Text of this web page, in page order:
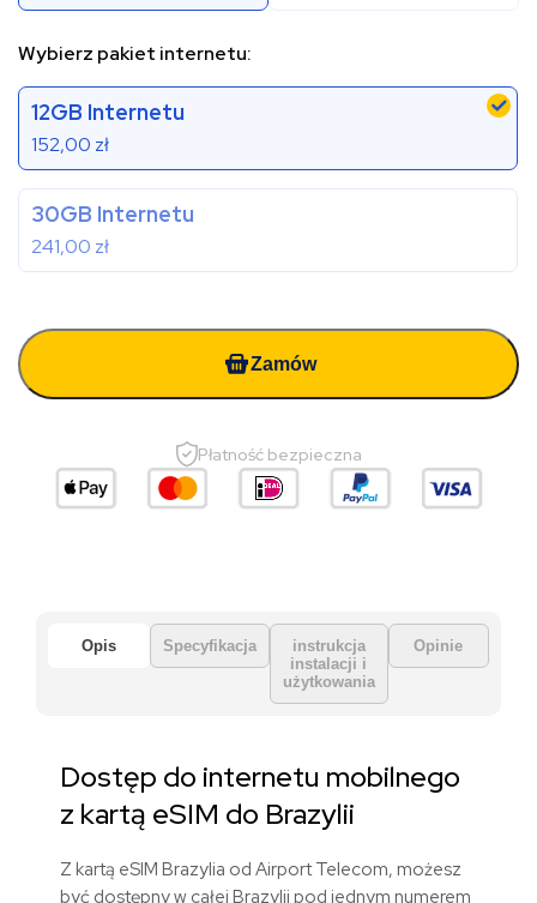
Wybierz pakiet internetu:
12GB Internetu
152,00 zł
30GB Internetu
241,00 zł
Zamów
Płatność bezpieczna
Opis Specyfikacja
instrukcja
instalacji i
użytkowania
Opinie
Dostęp do internetu mobilnego
z kartą eSIM do Brazylii
Z kartą eSIM Brazylia od Airport Telecom, możesz
być dostępny w całej Brazylii pod jednym numerem